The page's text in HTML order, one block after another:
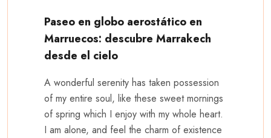
Paseo en globo aerostático en
Marruecos: descubre Marrakech
desde el cielo
A wonderful serenity has taken possession
of my entire soul, like these sweet mornings
of spring which I enjoy with my whole heart.
I am alone, and feel the charm of existence